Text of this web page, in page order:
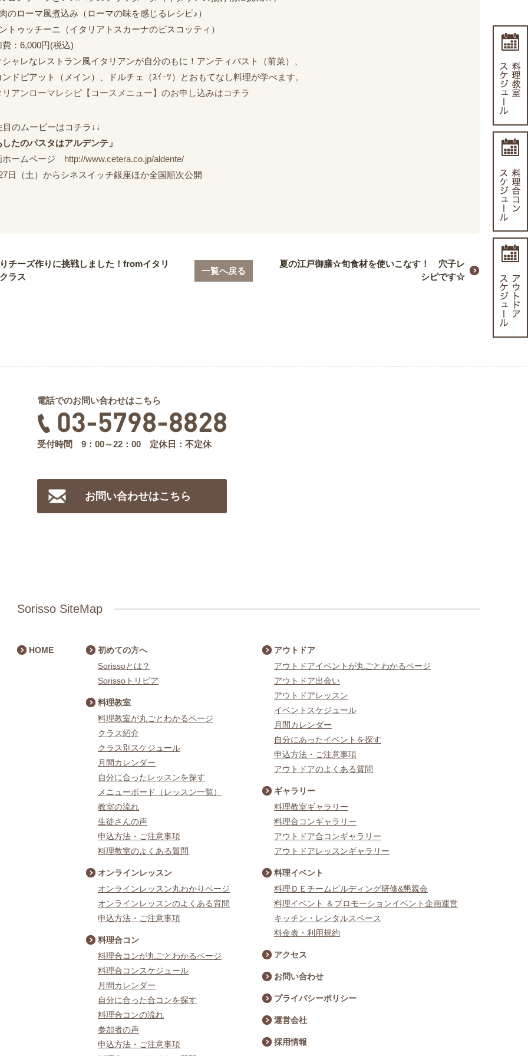
のローマ風煮込み（ローマの味を感じるレシピ♪）
トゥッチーニ（イタリアトスカーナのビスコッティ）
費：6,000円(税込)
ャレなレストラン風イタリアンが自分のもに！アンティパスト（前菜）、
ンドピアット（メイン）、ドルチェ（ｽｲｰﾂ）とおもてなし料理が学べます。
リアンローマレシピ【コースメニュー】のお申し込みはコチラ
目のムービーはコチラ↓↓
たのパスタはアルデンテ」
ホームページ http://www.cetera.co.jp/aldente/
日（土）からシネスイッチ銀座ほか全国順次公開
チーズ作りに挑戦しました！fromイタリ
ラス
夏の江戸御膳☆旬食材を使いこなす！ 穴子レ
シピです☆
一覧へ戻る
電話でのお問い合わせはこちら
受付時間 9：00～22：00 定休日：不定休
お問い合わせはこちら
Sorisso SiteMap
HOME
初めての方へ
Sorissoとは？
Sorissoトリビア
料理教室
料理教室が丸ごとわかるページ
クラス紹介
クラス別スケジュール
月間カレンダー
自分に合ったレッスンを探す
メニューボード（レッスン一覧）
教室の流れ
生徒さんの声
申込方法・ご注意事項
料理教室のよくある質問
オンラインレッスン
オンラインレッスン丸わかりページ
オンラインレッスンのよくある質問
申込方法・ご注意事項
料理合コン
料理合コンが丸ごとわかるページ
料理合コンスケジュール
月間カレンダー
自分に合った合コンを探す
料理合コンの流れ
参加者の声
申込方法・ご注意事項
アウトドア
アウトドアイベントが丸ごとわかるページ
アウトドア出会い
アウトドアレッスン
イベントスケジュール
月間カレンダー
自分にあったイベントを探す
申込方法・ご注意事項
アウトドアのよくある質問
ギャラリー
料理教室ギャラリー
料理合コンギャラリー
アウトドア合コンギャラリー
アウトドアレッスンギャラリー
料理イベント
料理ＤＥチームビルディング研修&懇親会
料理イベント ＆プロモーションイベント企画運営
キッチン・レンタルスペース
料金表・利用規約
アクセス
お問い合わせ
プライバシーポリシー
運営会社
採用情報